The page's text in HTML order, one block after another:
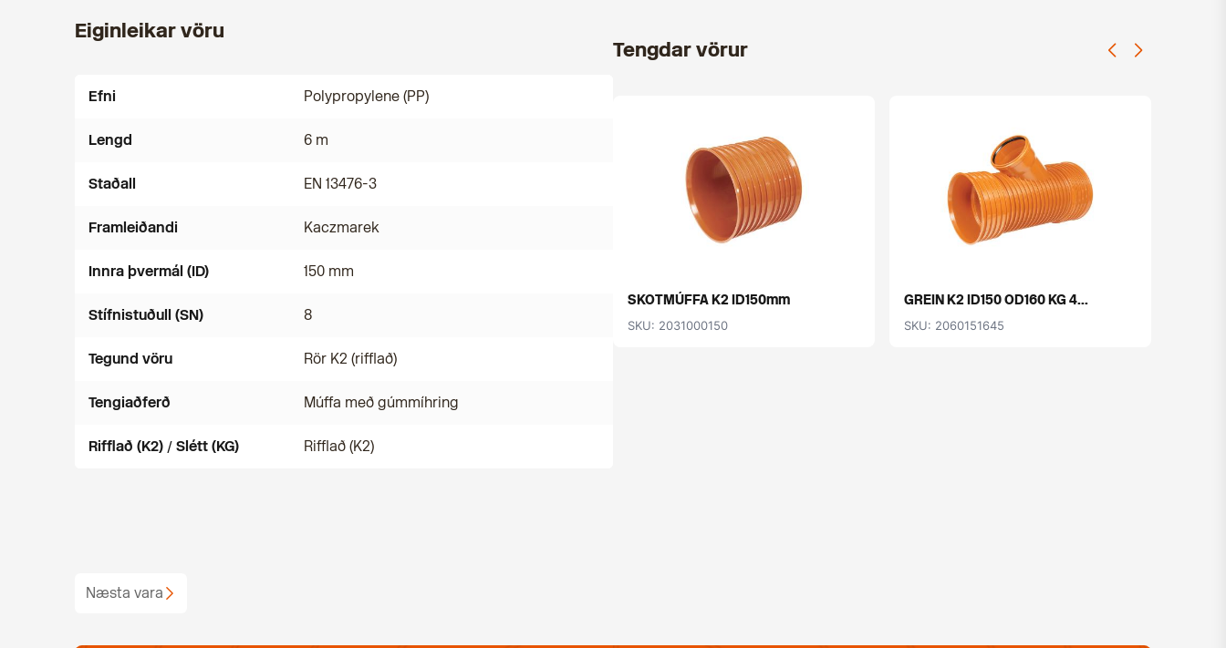
Eiginleikar vöru
Efni Polypropylene (PP)
Lengd 6 m
Staðall EN 13476-3
Framleiðandi Kaczmarek
Innra þvermál (ID) 150 mm
Stífnistuðull (SN) 8
Tegund vöru Rör K2 (rifflað)
Tengiaðferð Múffa með gúmmíhring
Rifflað (K2) / Slétt (KG) Rifflað (K2)
Tengdar vörur
SKOTMÚFFA K2 ID150mm
SKU: 2031000150
GREIN K2 ID150 OD160 KG 4...
SKU: 2060151645
Næsta vara